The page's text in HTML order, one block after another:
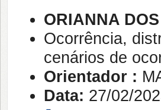
ORIANNA
Ocorrência,
cenários de
Orientador :
Data: 27/02/